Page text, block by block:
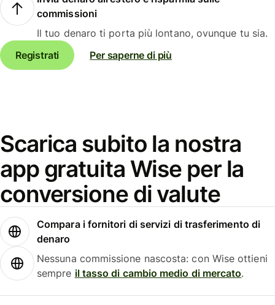
commissioni
Il tuo denaro ti porta più lontano, ovunque tu sia.
Registrati
Per saperne di più
Scarica subito la nostra
app gratuita Wise per la
conversione di valute
Compara i fornitori di servizi di trasferimento di
denaro
Nessuna commissione nascosta: con Wise ottieni
sempre il tasso di cambio medio di mercato.